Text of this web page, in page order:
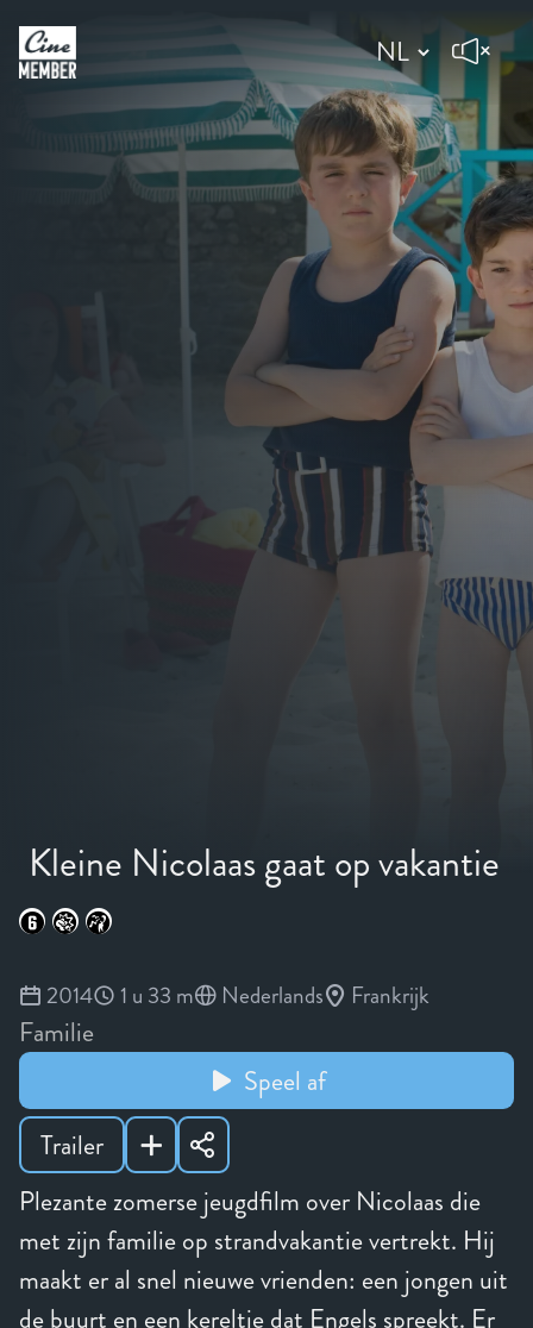
Kleine Nicolaas gaat op vakantie
Plezante zomerse jeugdfilm over Nicolaas die
met zijn familie op strandvakantie vertrekt. Hij
maakt er al snel nieuwe vrienden: een jongen uit
de buurt en een kereltje dat Engels spreekt. Er
2014 1 u 33 m Nederlands Frankrijk
Familie
Speel af
Trailer